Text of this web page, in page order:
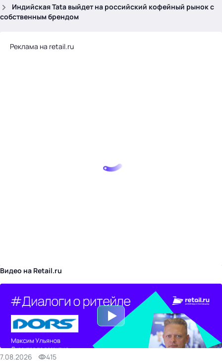
Индийская Tata выйдет на российский кофейный рынок с
собственным брендом
Реклама на retail.ru
Видео на Retail.ru
7.08.2026 415